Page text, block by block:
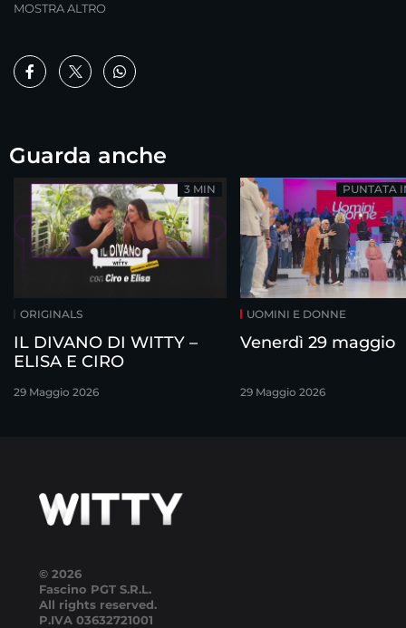
MOSTRA ALTRO
Guarda anche
ORIGINALS
IL DIVANO DI WITTY –
ELISA E CIRO
29 Maggio 2026
3 MIN
UOMINI E DONNE
Venerdì 29 maggio
29 Maggio 2026
PUNTATA
© 2026
Fascino PGT S.R.L.
All rights reserved.
P.IVA 03632721001